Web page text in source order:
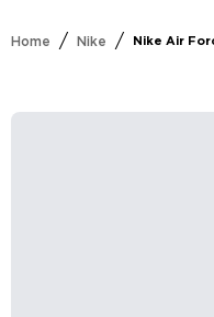
Home / Nike / Nike Air